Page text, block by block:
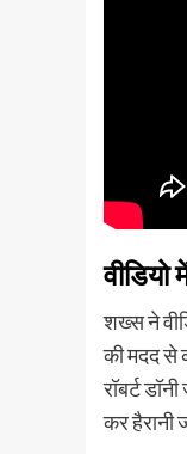
शख्स ने
की मदद से
रॉबर्ट
कर हैरानी